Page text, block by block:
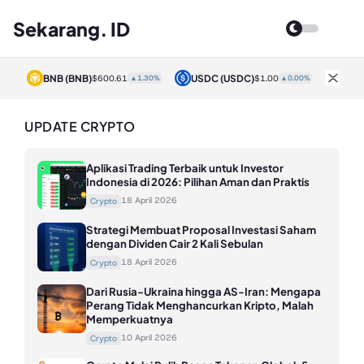
Sekarang. ID
BNB(BNB)$600.61 ▲1.30% USDC(USDC)$1.00▲0.00%
UPDATE CRYPTO
Aplikasi Trading Terbaik untuk Investor
Indonesia di 2026: Pilihan Aman dan Praktis
Crypto 18 April 2026
Strategi Membuat Proposal Investasi Saham
dengan Dividen Cair 2 Kali Sebulan
Crypto 18 April 2026
Dari Rusia-Ukraina hingga AS-Iran: Mengapa
Perang Tidak Menghancurkan Kripto, Malah
Memperkuatnya
Crypto 10 April 2026